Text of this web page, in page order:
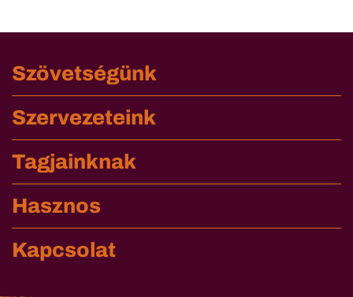
Szövetségünk
Szervezeteink
Tagjainknak
Hasznos
Kapcsolat